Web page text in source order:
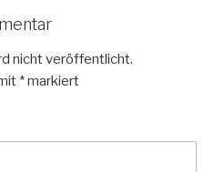
nicht veröffentlicht.
*markiert